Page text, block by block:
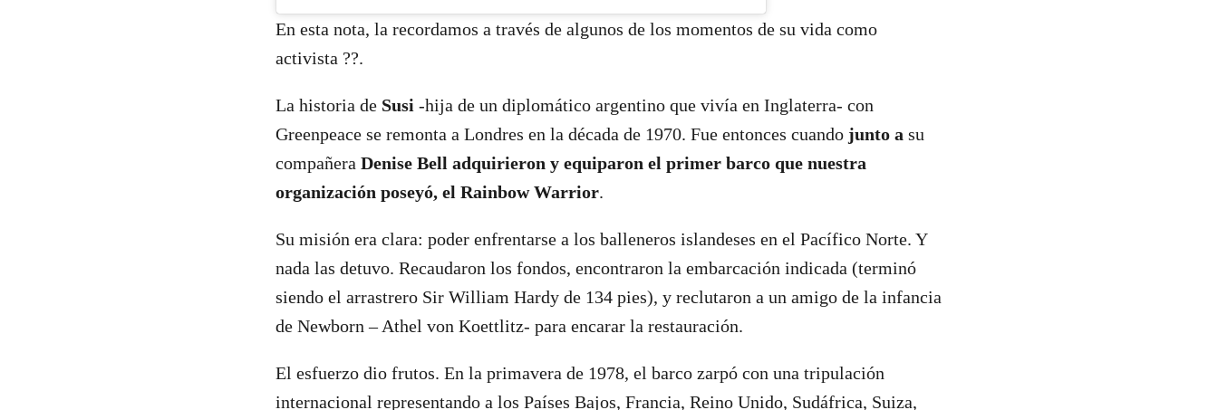
En esta nota, la recordamos a través de algunos de los momentos de su vida como
activista ??.
La historia de Susi -hija de un diplomático argentino que vivía en Inglaterra- con
Greenpeace se remonta a Londres en la década de 1970. Fue entonces cuando junto a su
compañera Denise Bell adquirieron y equiparon el primer barco que nuestra
organización poseyó, el Rainbow Warrior.
Su misión era clara: poder enfrentarse a los balleneros islandeses en el Pacífico Norte. Y
nada las detuvo. Recaudaron los fondos, encontraron la embarcación indicada (terminó
siendo el arrastrero Sir William Hardy de 134 pies), y reclutaron a un amigo de la infancia
de Newborn – Athel von Koettlitz- para encarar la restauración.
El esfuerzo dio frutos. En la primavera de 1978, el barco zarpó con una tripulación
internacional representando a los Países Bajos, Francia, Reino Unido, Sudáfrica, Suiza,